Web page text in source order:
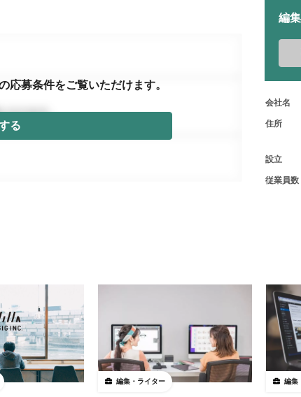
応募条件をご覧いただけます。
る
編
会社名
住所
設立
従業員数
編集・ライター 編集